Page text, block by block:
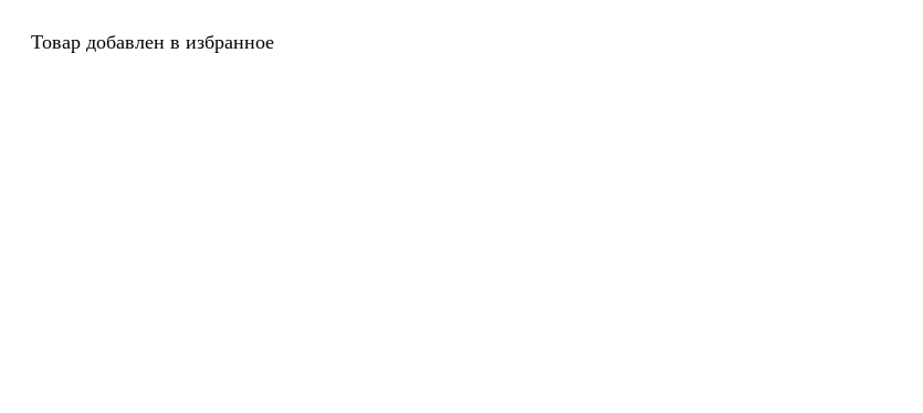
Товар добавлен в избранное